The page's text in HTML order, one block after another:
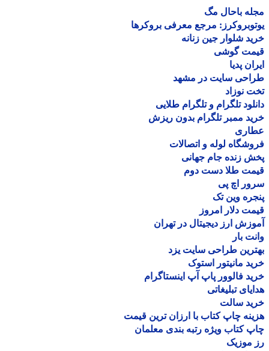
باحال مگ
مرجع معرفی بروکرها
شلوار جین زنانه
گوشی
پدیا
سایت در مشهد
نوزاد
تلگرام و تلگرام طلایی
ممبر تلگرام بدون ریزش
لوله و اتصالات
زنده جام جهانی
طلا دست دوم
اچ پی
وین تک
دلار امروز
ارز دیجیتال در تهران
بار
طراحی سایت یزد
مانیتور استوک
فالوور پاپ آپ اینستاگرام
تبلیغاتی
سالت
چاپ کتاب با ارزان ترین قیمت
کتاب ویژه رتبه بندی معلمان
موزیک